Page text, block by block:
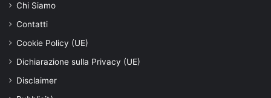
Chi Siamo
Contatti
Cookie Policy (UE)
Dichiarazione sulla Privacy (UE)
Disclaimer